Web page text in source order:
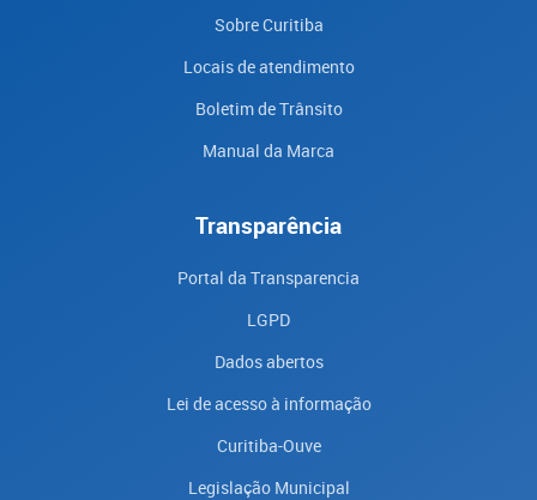
Sobre Curitiba
Locais de atendimento
Boletim de Trânsito
Manual da Marca
Transparência
Portal da Transparencia
LGPD
Dados abertos
Lei de acesso à informação
Curitiba-Ouve
Legislação Municipal